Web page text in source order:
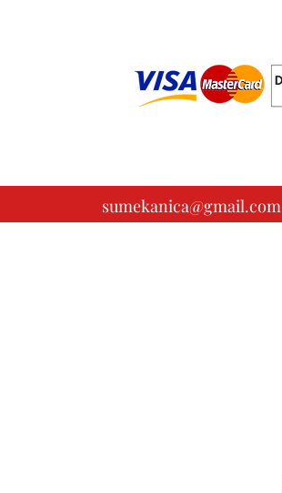
sumekanica@gmail.com